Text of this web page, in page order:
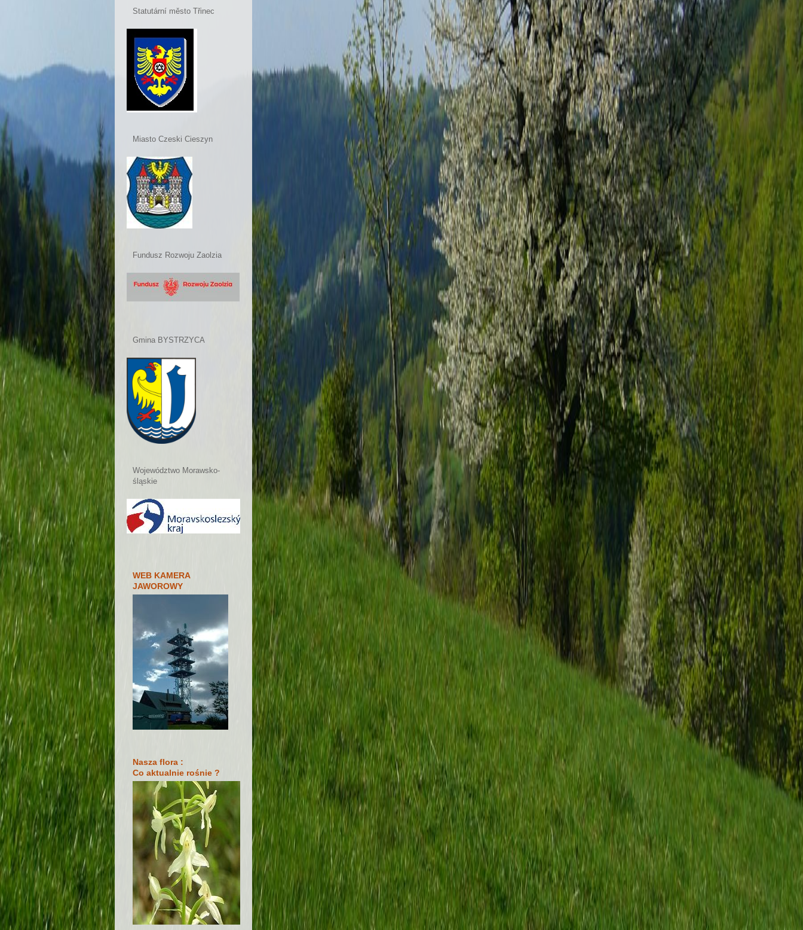
Statutární město Třinec
Miasto Czeski Cieszyn
Fundusz Rozwoju Zaolzia
Gmina BYSTRZYCA
Województwo Morawsko-
śląskie
WEB KAMERA
JAWOROWY
Nasza flora :
Co aktualnie rośnie ?